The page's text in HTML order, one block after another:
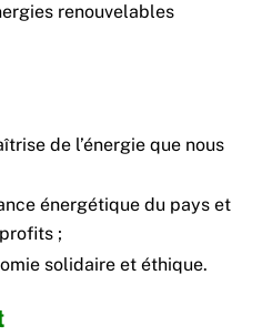
renouvelables
de l’énergie que nous
énergétique du pays et
;
solidaire et éthique.